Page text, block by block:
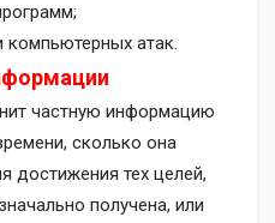
компьютерных атак.
частную информацию
сколько она
достижения тех целей,
получена, или